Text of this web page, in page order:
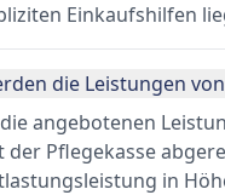
Einkaufshilfen
die Leistungen
die angebotenen
der Pflegekasse
in